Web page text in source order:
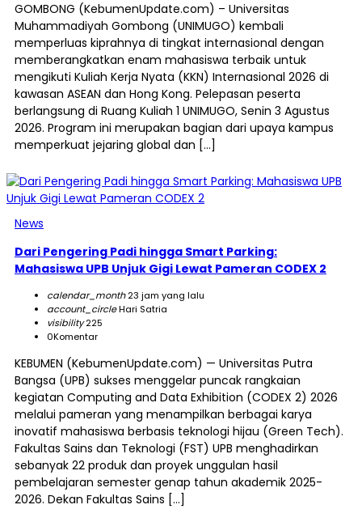
GOMBONG (KebumenUpdate.com) – Universitas
Muhammadiyah Gombong (UNIMUGO) kembali
memperluas kiprahnya di tingkat internasional dengan
memberangkatkan enam mahasiswa terbaik untuk
mengikuti Kuliah Kerja Nyata (KKN) Internasional 2026 di
kawasan ASEAN dan Hong Kong. Pelepasan peserta
berlangsung di Ruang Kuliah 1 UNIMUGO, Senin 3 Agustus
2026. Program ini merupakan bagian dari upaya kampus
memperkuat jejaring global dan […]
News
Dari Pengering Padi hingga Smart Parking:
Mahasiswa UPB Unjuk Gigi Lewat Pameran CODEX 2
calendar_month23 jam yang lalu
account_circleHari Satria
visibility225
0Komentar
KEBUMEN (KebumenUpdate.com) — Universitas Putra
Bangsa (UPB) sukses menggelar puncak rangkaian
kegiatan Computing and Data Exhibition (CODEX 2) 2026
melalui pameran yang menampilkan berbagai karya
inovatif mahasiswa berbasis teknologi hijau (Green Tech).
Fakultas Sains dan Teknologi (FST) UPB menghadirkan
sebanyak 22 produk dan proyek unggulan hasil
pembelajaran semester genap tahun akademik 2025-
2026. Dekan Fakultas Sains […]